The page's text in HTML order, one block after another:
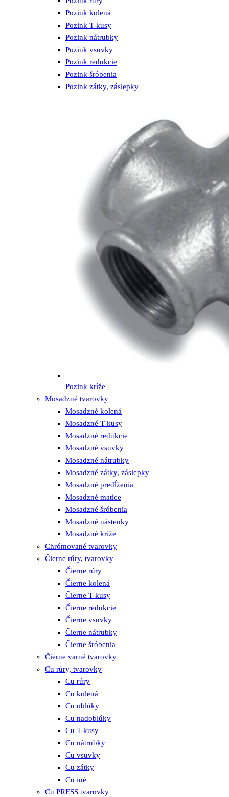
Pozink kolená
Pozink T-kusy
Pozink nátrubky
Pozink vsuvky
Pozink redukcie
Pozink šróbenia
Pozink zátky, záslepky
Pozink kríže
Mosadzné tvarovky
Mosadzné kolená
Mosadzné T-kusy
Mosadzné redukcie
Mosadzné vsuvky
Mosadzné nátrubky
Mosadzné zátky, záslepky
Mosadzné predĺženia
Mosadzné matice
Mosadzné šróbenia
Mosadzné nástenky
Mosadzné kríže
Chrómované tvarovky
Čierne rúry, tvarovky
Čierne rúry
Čierne kolená
Čierne T-kusy
Čierne redukcie
Čierne vsuvky
Čierne nátrubky
Čierne šróbenia
Čierne varné tvarovky
Cu rúry, tvarovky
Cu rúry
Cu kolená
Cu oblúky
Cu nadoblúky
Cu T-kusy
Cu nátrubky
Cu vsuvky
Cu zátky
Cu iné
Cu PRESS tvarovky